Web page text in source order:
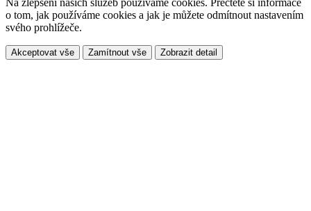
o tom, jak používáme cookies a jak je můžete odmítnout nastavením
svého prohlížeče.
Akceptovat vše Zamítnout vše Zobrazit detail